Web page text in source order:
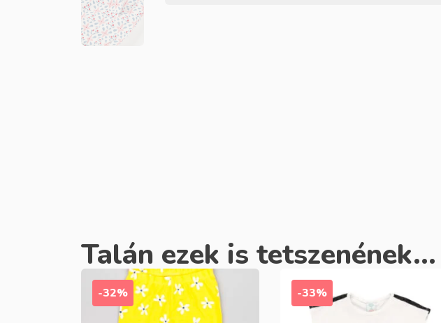
Talán ezek is tetszenének...
-32% -33%